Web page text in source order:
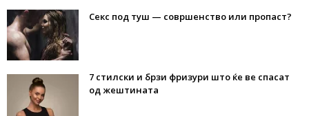
Секс под туш — совршенство или пропаст?
7 стилски и брзи фризури што ќе ве спасат
од жештината